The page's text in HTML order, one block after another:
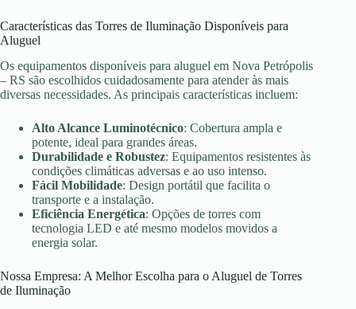
Características das Torres de Iluminação Disponíveis para
Aluguel
Os equipamentos disponíveis para aluguel em Nova Petrópolis
– RS são escolhidos cuidadosamente para atender às mais
diversas necessidades. As principais características incluem:
Alto Alcance Luminotécnico: Cobertura ampla e
potente, ideal para grandes áreas.
Durabilidade e Robustez: Equipamentos resistentes às
condições climáticas adversas e ao uso intenso.
Fácil Mobilidade: Design portátil que facilita o
transporte e a instalação.
Eficiência Energética: Opções de torres com
tecnologia LED e até mesmo modelos movidos a
energia solar.
Nossa Empresa: A Melhor Escolha para o Aluguel de Torres
de Iluminação